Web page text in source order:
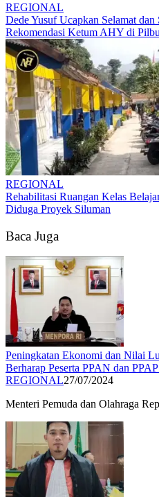
REGIONAL
Dede Yusuf Ucapkan Selamat dan
Rekomendasi Ketum AHY di
REGIONAL
Rehabilitasi Ruangan Kelas
Diduga Proyek Siluman
Baca Juga
Peningkatan Ekonomi dan Nilai
Berharap Peserta PPAN dan
REGIONAL27/07/2024
Menteri Pemuda dan Olahraga